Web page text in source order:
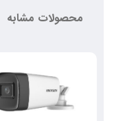
محصولات مشابه